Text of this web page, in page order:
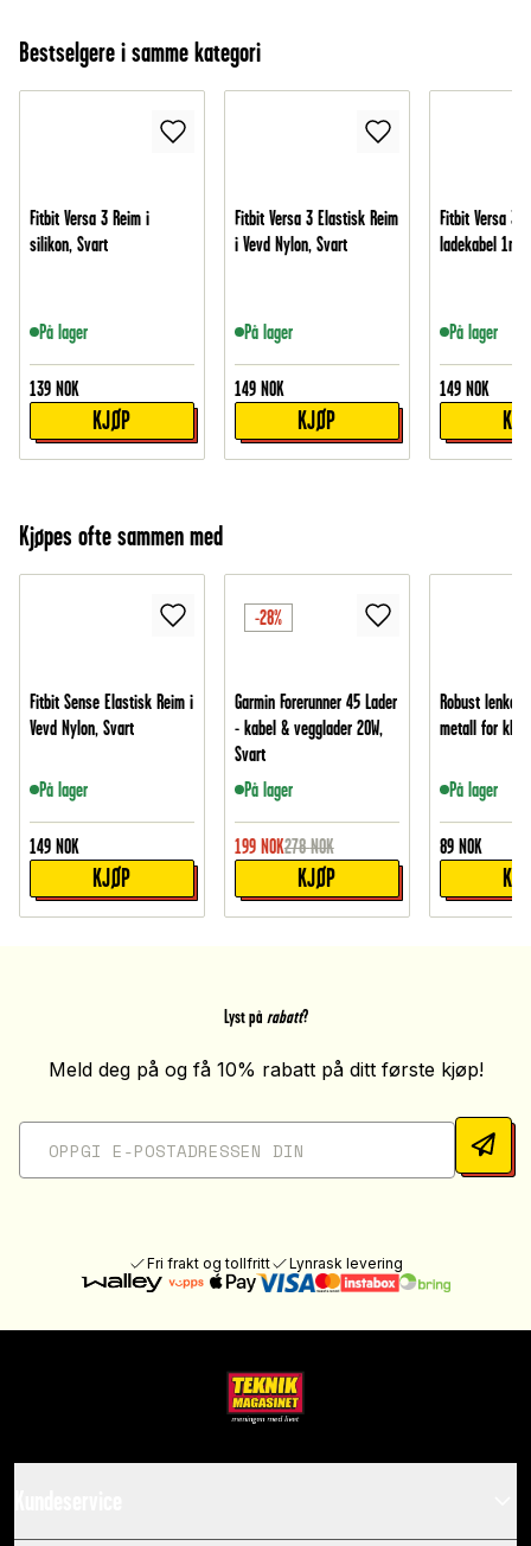
Bestselgere i samme kategori
Fitbit Versa 3 Reim i
silikon, Svart
På lager
139 NOK
KJØP
Fitbit Versa 3 Elastisk Reim
i Vevd Nylon, Svart
På lager
149 NOK
KJØP
Fitbit Versa 3
ladekabel 1m,
På lager
149 NOK
Kjøpes ofte sammen med
Fitbit Sense Elastisk Reim i
Vevd Nylon, Svart
På lager
149 NOK
KJØP
-28%
Garmin Forerunner 45 Lader
- kabel & vegglader 20W,
Svart
På lager
199 NOK278 NOK
KJØP
Robust
metall for
På lager
89 NOK
Lyst på rabatt?
Meld deg på og få 10% rabatt på ditt første kjøp!
Fri frakt og tollfritt Lynrask levering